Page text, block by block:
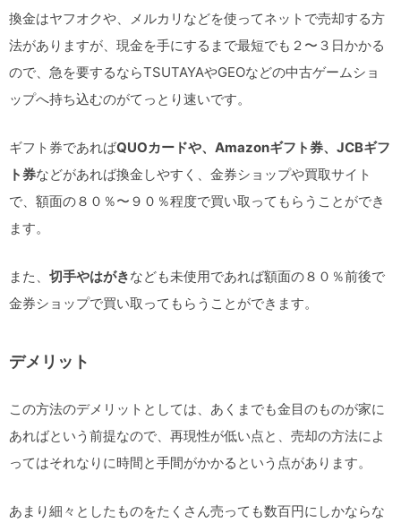
換金はヤフオクや、メルカリなどを使ってネットで売却する方
法がありますが、現金を手にするまで最短でも２〜３日かかる
ので、急を要するならTSUTAYAやGEOなどの中古ゲームショ
ップへ持ち込むのがてっとり速いです。
ギフト券であればQUOカードや、Amazonギフト券、JCBギフ
ト券などがあれば換金しやすく、金券ショップや買取サイト
で、額面の８０％〜９０％程度で買い取ってもらうことができ
ます。
また、 切手やはがきなども未使用であれば額面の８０％前後で
金券ショップで買い取ってもらうことができます。
デメリット
この方法のデメリットとしては、あくまでも金目のものが家に
あればという前提なので、再現性が低い点と、売却の方法によ
ってはそれなりに時間と手間がかかるという点があります。
あまり細々としたものをたくさん売っても数百円にしかならな